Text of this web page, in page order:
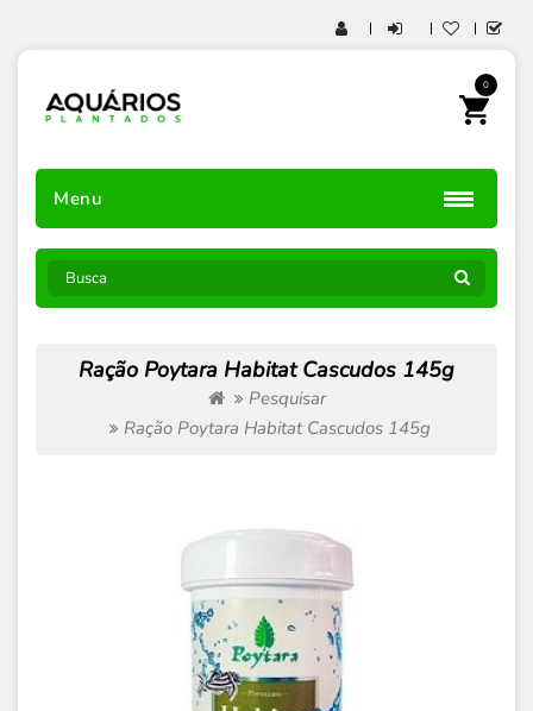
0
Menu
Ração Poytara Habitat Cascudos 145g
Pesquisar
Ração Poytara Habitat Cascudos 145g